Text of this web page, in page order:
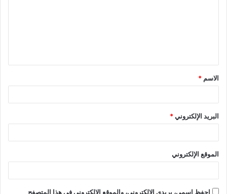
الاسم *
البريد الإلكتروني*
الموقع الإلكتروني
احفظ اسمي، بريدي الإلكتروني، والموقع الإلكتروني في هذا المتصفح